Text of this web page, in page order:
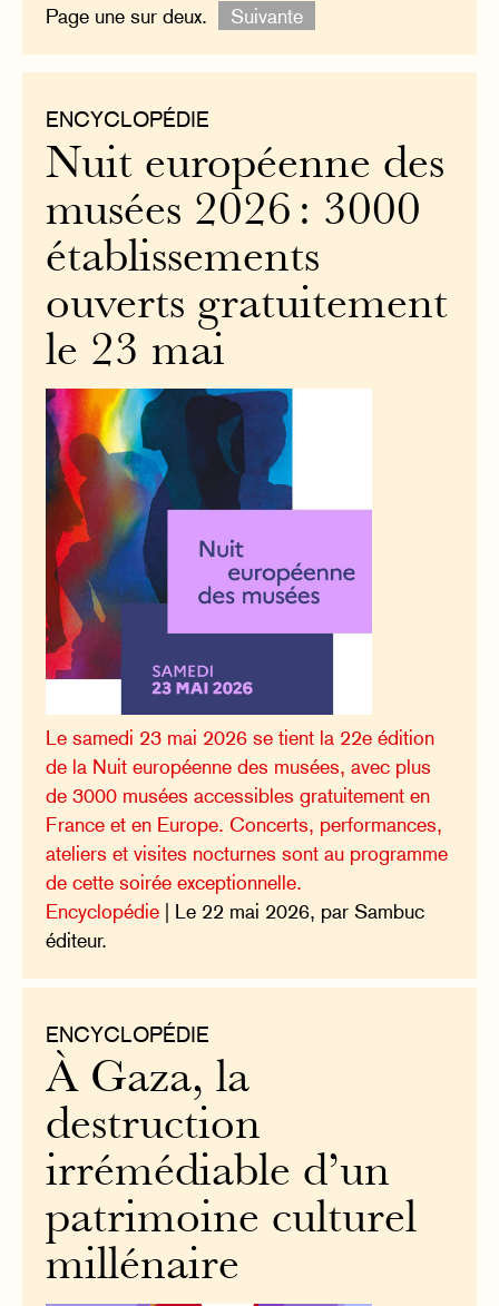
Page une sur deux.
Suivante
ENCYCLOPÉDIE
Nuit européenne des
musées 2026 : 3000
établissements
ouverts gratuitement
le 23 mai
Le samedi 23 mai 2026 se tient la 22e édition
de la Nuit européenne des musées, avec plus
de 3000 musées accessibles gratuitement en
France et en Europe. Concerts, performances,
ateliers et visites nocturnes sont au programme
de cette soirée exceptionnelle.
Encyclopédie | Le 22 mai 2026, par Sambuc
éditeur.
ENCYCLOPÉDIE
À Gaza, la
destruction
irrémédiable d’un
patrimoine culturel
millénaire